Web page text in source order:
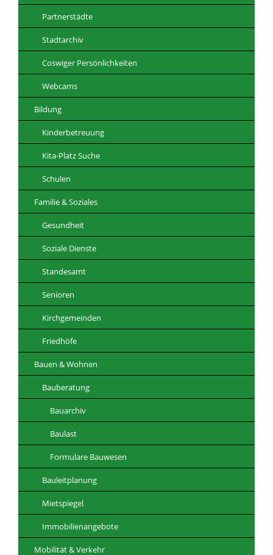
Partnerstädte
Stadtarchiv
Coswiger Persönlichkeiten
Webcams
Bildung
Kinderbetreuung
Kita-Platz Suche
Schulen
Familie & Soziales
Gesundheit
Soziale Dienste
Standesamt
Senioren
Kirchgemeinden
Friedhöfe
Bauen & Wohnen
Bauberatung
Bauarchiv
Baulast
Formulare Bauwesen
Bauleitplanung
Mietspiegel
Immobilienangebote
Mobilität & Verkehr